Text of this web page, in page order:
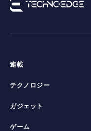
連載
テクノロジー
ガジェット
ゲーム